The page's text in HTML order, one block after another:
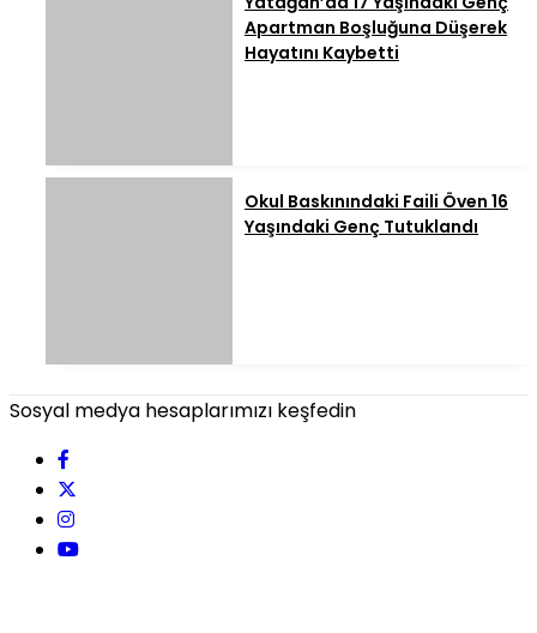
Apartman Boşluğuna Düşerek
Hayatını Kaybetti
Okul Baskınındaki Faili Öven 16
Yaşındaki Genç Tutuklandı
Sosyal medya hesaplarımızı keşfedin